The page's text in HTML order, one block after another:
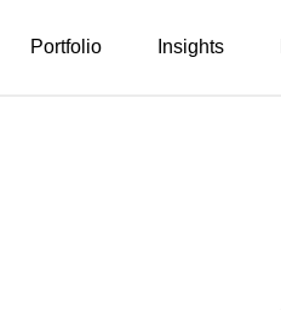
Portfolio Insights